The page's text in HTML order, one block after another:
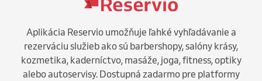
Aplikácia Reservio umožňuje ľahké vyhľadávanie a
rezerváciu služieb ako sú barbershopy, salóny krásy,
kozmetika, kaderníctvo, masáže, joga, fitness, optiky
alebo autoservisy. Dostupná zadarmo pre platformy